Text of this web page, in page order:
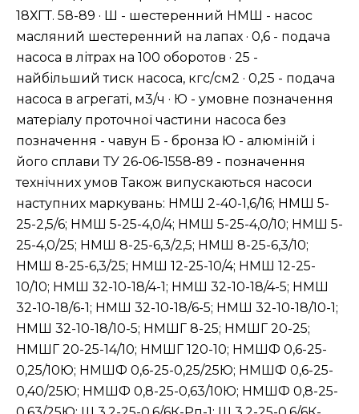
18ХГТ. 58-89 · Ш - шестеренний НМШ - насос
масляний шестеренний на лапах · 0,6 - подача
насоса в літрах на 100 оборотов · 25 -
найбільший тиск насоса, кгс/см2 · 0,25 - подача
насоса в агрегаті, м3/ч · Ю - умовне позначення
матеріалу проточної частини насоса без
позначення - чавун Б - бронза Ю - алюміній і
його сплави ТУ 26-06-1558-89 - позначення
технічних умов Також випускаються насоси
наступних маркувань: НМШ 2-40-1,6/16; НМШ 5-
25-2,5/6; НМШ 5-25-4,0/4; НМШ 5-25-4,0/10; НМШ 5-
25-4,0/25; НМШ 8-25-6,3/2,5; НМШ 8-25-6,3/10;
НМШ 8-25-6,3/25; НМШ 12-25-10/4; НМШ 12-25-
10/10; НМШ 32-10-18/4-1; НМШ 32-10-18/4-5; НМШ
32-10-18/6-1; НМШ 32-10-18/6-5; НМШ 32-10-18/10-1;
НМШ 32-10-18/10-5; НМШГ 8-25; НМШГ 20-25;
НМШГ 20-25-14/10; НМШГ 120-10; НМШФ 0,6-25-
0,25/10Ю; НМШФ 0,6-25-0,25/25Ю; НМШФ 0,6-25-
0,40/25Ю; НМШФ 0,8-25-0,63/10Ю; НМШФ 0,8-25-